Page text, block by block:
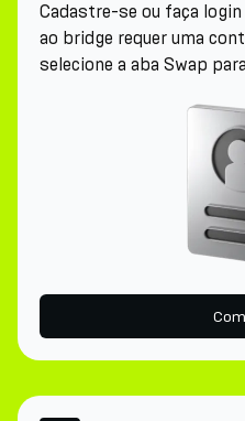
Cadastre-se ou faça
ao bridge requer uma
selecione a aba Swap